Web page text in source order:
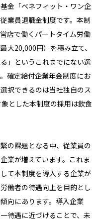
金「ベネフィット・ワン企
業員退職金制度です。本制
店で働くパートタイム労働
大20,000円）を積み立て、
」というこれまでにない選
確定給付企業年金制度にお
択できるのは当社独自のス
とした本制度の採用は飲食
の課題となる中、従業員の
業が増えています。これま
て本制度を導入する企業が
働者の待遇向上を目的とし
向にあります。導入企業
待遇に近づけることで、未